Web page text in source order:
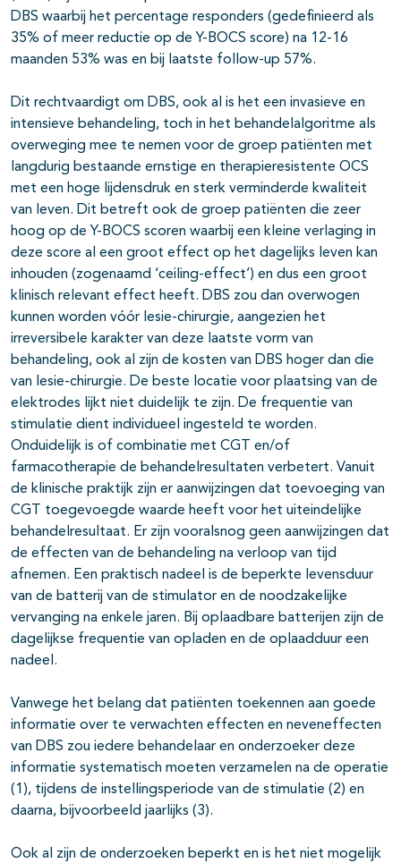
DBS waarbij het percentage responders (gedefinieerd als
35% of meer reductie op de Y-BOCS score) na 12-16
maanden 53% was en bij laatste follow-up 57%.
Dit rechtvaardigt om DBS, ook al is het een invasieve en
intensieve behandeling, toch in het behandelalgoritme als
overweging mee te nemen voor de groep patiënten met
langdurig bestaande ernstige en therapieresistente OCS
met een hoge lijdensdruk en sterk verminderde kwaliteit
van leven. Dit betreft ook de groep patiënten die zeer
hoog op de Y-BOCS scoren waarbij een kleine verlaging in
deze score al een groot effect op het dagelijks leven kan
inhouden (zogenaamd ‘ceiling-effect’) en dus een groot
klinisch relevant effect heeft. DBS zou dan overwogen
kunnen worden vóór lesie-chirurgie, aangezien het
irreversibele karakter van deze laatste vorm van
behandeling, ook al zijn de kosten van DBS hoger dan die
van lesie-chirurgie. De beste locatie voor plaatsing van de
elektrodes lijkt niet duidelijk te zijn. De frequentie van
stimulatie dient individueel ingesteld te worden.
Onduidelijk is of combinatie met CGT en/of
farmacotherapie de behandelresultaten verbetert. Vanuit
de klinische praktijk zijn er aanwijzingen dat toevoeging van
CGT toegevoegde waarde heeft voor het uiteindelijke
behandelresultaat. Er zijn vooralsnog geen aanwijzingen dat
de effecten van de behandeling na verloop van tijd
afnemen. Een praktisch nadeel is de beperkte levensduur
van de batterij van de stimulator en de noodzakelijke
vervanging na enkele jaren. Bij oplaadbare batterijen zijn de
dagelijkse frequentie van opladen en de oplaadduur een
nadeel.
Vanwege het belang dat patiënten toekennen aan goede
informatie over te verwachten effecten en neveneffecten
van DBS zou iedere behandelaar en onderzoeker deze
informatie systematisch moeten verzamelen na de operatie
(1), tijdens de instellingsperiode van de stimulatie (2) en
daarna, bijvoorbeeld jaarlijks (3).
Ook al zijn de onderzoeken beperkt en is het niet mogelijk